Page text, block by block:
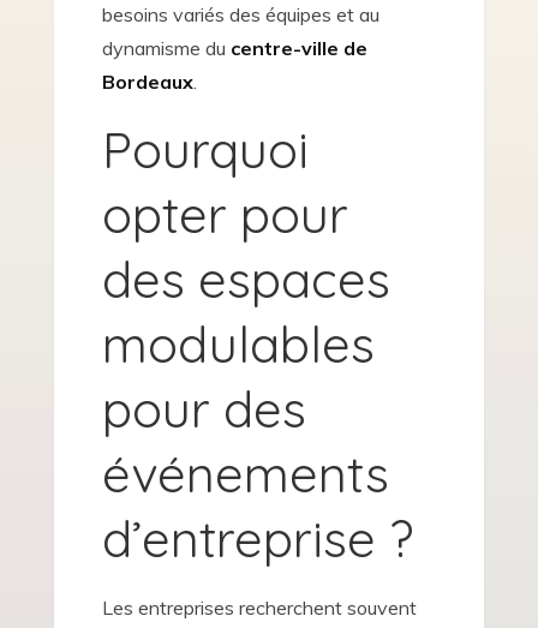
besoins variés des équipes et au
dynamisme du centre-ville de
Bordeaux.
Pourquoi
opter pour
des espaces
modulables
pour des
événements
d’entreprise ?
Les entreprises recherchent souvent